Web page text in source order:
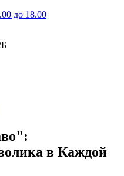
до 18.00
в Каждой